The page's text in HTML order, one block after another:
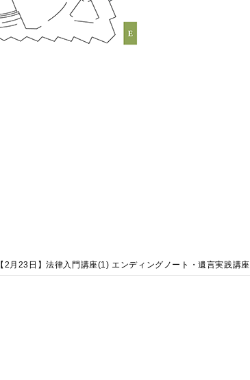
【2月23日】法律入門講座(1) エンディングノート・遺言実践講座